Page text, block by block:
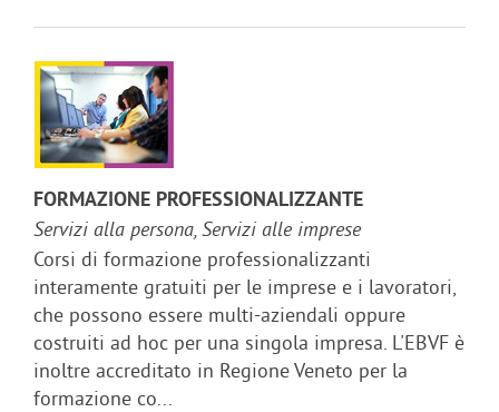
FORMAZIONE PROFESSIONALIZZANTE
Servizi alla persona, Servizi alle imprese
Corsi di formazione professionalizzanti
interamente gratuiti per le imprese e i lavoratori,
che possono essere multi-aziendali oppure
costruiti ad hoc per una singola impresa. L'EBVF è
inoltre accreditato in Regione Veneto per la
formazione co...